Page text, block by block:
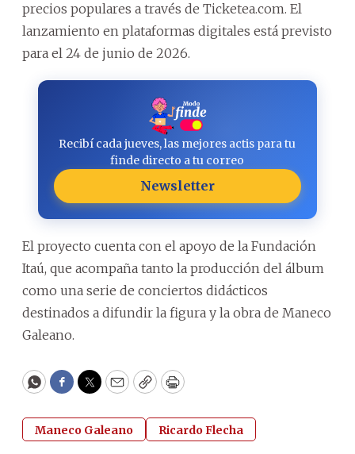
precios populares a través de Ticketea.com. El
lanzamiento en plataformas digitales está previsto
para el 24 de junio de 2026.
Recibí cada jueves, las mejores actis para tu
finde directo a tu correo
Newsletter
El proyecto cuenta con el apoyo de la Fundación
Itaú, que acompaña tanto la producción del álbum
como una serie de conciertos didácticos
destinados a difundir la figura y la obra de Maneco
Galeano.
WhatsApp
Facebook
Twitter
EmailCopyPrint
Maneco Galeano Ricardo Flecha